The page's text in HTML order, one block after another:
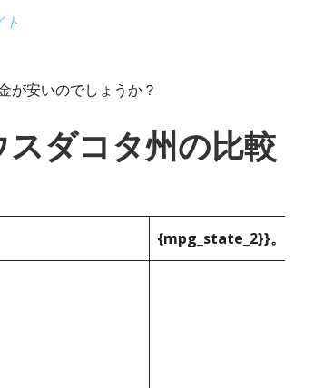
が安いのでしょうか？
ダコタ州の比較
{mpg_state_2}}。